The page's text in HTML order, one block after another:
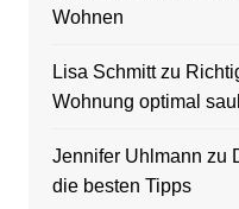
Wohnen
Lisa Schmittzu
Wohnung optimal
Jennifer Uhlmann zu
die besten Tipps